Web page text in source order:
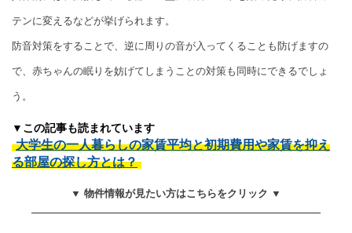
テンに変えるなどが挙げられます。
防音対策をすることで、逆に周りの音が入ってくることも防げますの
で、赤ちゃんの眠りを妨げてしまうことの対策も同時にできるでしょ
う。
▼この記事も読まれています
大学生の一人暮らしの家賃平均と初期費用や家賃を抑え
る部屋の探し方とは？
▼ 物件情報が見たい方はこちらをクリック ▼